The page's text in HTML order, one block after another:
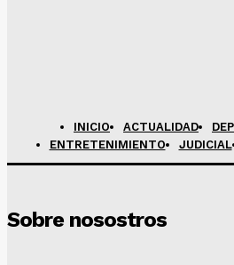
INICIO ACTUALIDAD
ENTRETENIMIENTO
JUDICIAL
Sobre nosostros